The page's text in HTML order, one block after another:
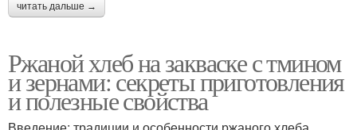
читать дальше →
Ржаной хлеб на закваске с тмином
и зернами: секреты приготовления
и полезные свойства